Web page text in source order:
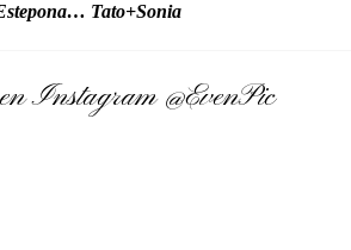
Tato+Sonia
Instagram@EvenPic